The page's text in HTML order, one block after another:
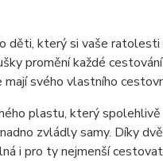
děti, který si vaše
promění každé
svého vlastního
plastu, který
zvládly samy. Díky
i pro ty nejmenší